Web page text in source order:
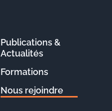
Publications &
Actualités
Formations
Nous rejoindre